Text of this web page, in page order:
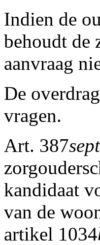
Indien de
behoudt de
aanvraag
De
vragen.
Art. 387
kandidaat
van de
artikel 1034